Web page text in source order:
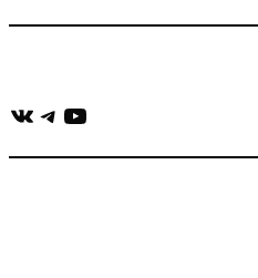
ВКонтакте
Telegram
YouTube